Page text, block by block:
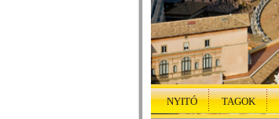
NYITÓ TAGOK